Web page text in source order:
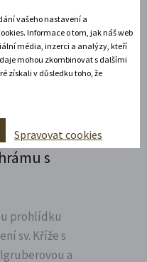
závodnici,
s
prohlídku
sv. Kříže s
a
vašeho nastavení a
Informace o tom, jak náš web
média, inzerci a analýzy, kteří
mohou zkombinovat s dalšími
získali v důsledku toho, že
Spravovat cookies